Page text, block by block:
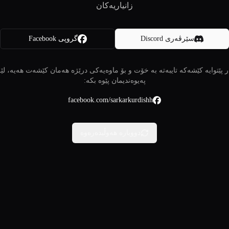
زانیاریەکان
سێرڤەری Discord گروپی Facebook
پێتوایە کێشەکە تایبەتە بە خۆت و بۆ ماوەیەکی درێژە هەمان کێشەت هەیە،
پەیوەندیمان پێوە بکە:
facebook.com/sarkarkurdishh